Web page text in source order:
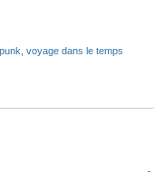
voyage dans le temps